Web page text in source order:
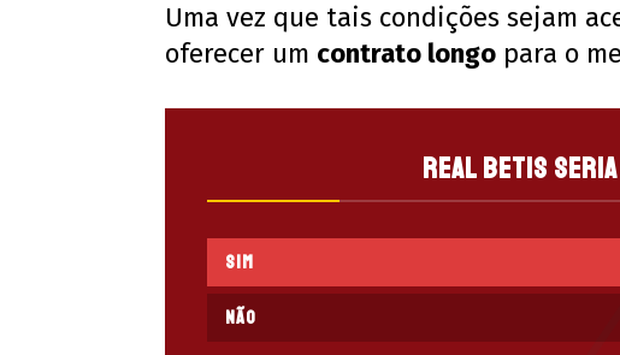
Uma vez que tais condições sejam
oferecer um contrato longo para o
Real Betis
Sim
Não